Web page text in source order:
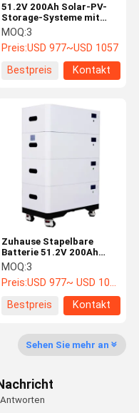
Uns
Werksbesich
Rechtssach
51.2V 200Ah Solar-PV-
Storage-Systeme mit
Batterien 10kW Kapazität
oder maximale Solarernte
MOQ:3
Preis:USD 977~USD 1057
Bestpreis
Kontakt
Zuhause Stapelbare
Batterie 51.2V 200Ah
Solar Lithium Batterie
Energiespeicher
MOQ:3
Preis:USD 977~ USD 1057
Bestpreis
Kontakt
Sehen Sie mehr an